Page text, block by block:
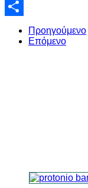
Email
Share
Προηγούμενο
Επόμενο